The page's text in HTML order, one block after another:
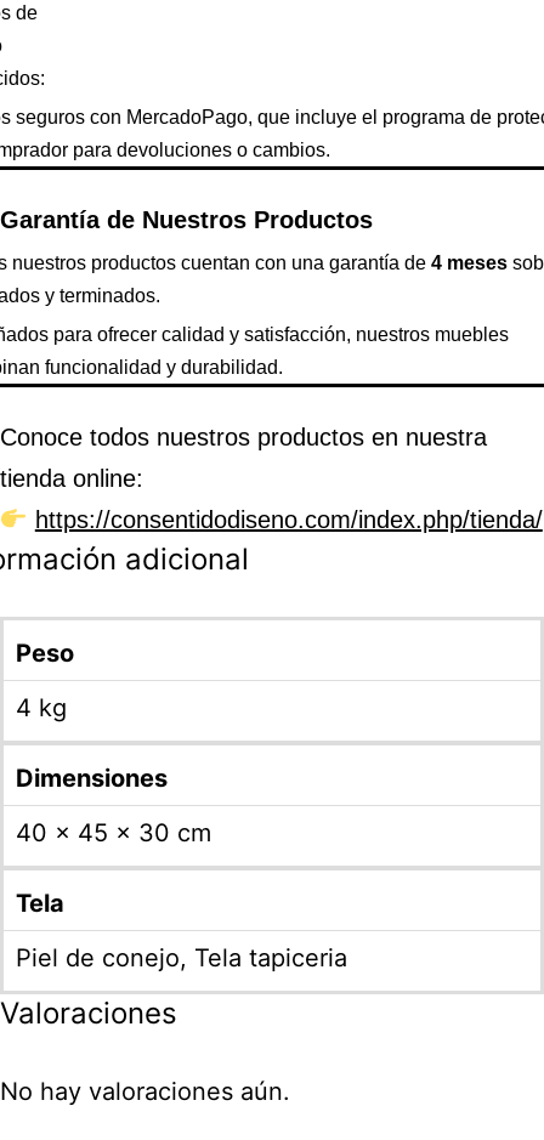
de
seguros con MercadoPago, que incluye el programa de
para devoluciones o cambios.
Garantía de Nuestros Productos
nuestros productos cuentan con una garantía de 4 meses
y terminados.
para ofrecer calidad y satisfacción, nuestros muebles
funcionalidad y durabilidad.
Conoce todos nuestros productos en nuestra
tienda online:
https://consentidodiseno.com/index.php/tienda/
adicional
Peso
4 kg
Dimensiones
40 × 45 × 30 cm
Tela
Piel de conejo, Tela tapiceria
Valoraciones
No hay valoraciones aún.